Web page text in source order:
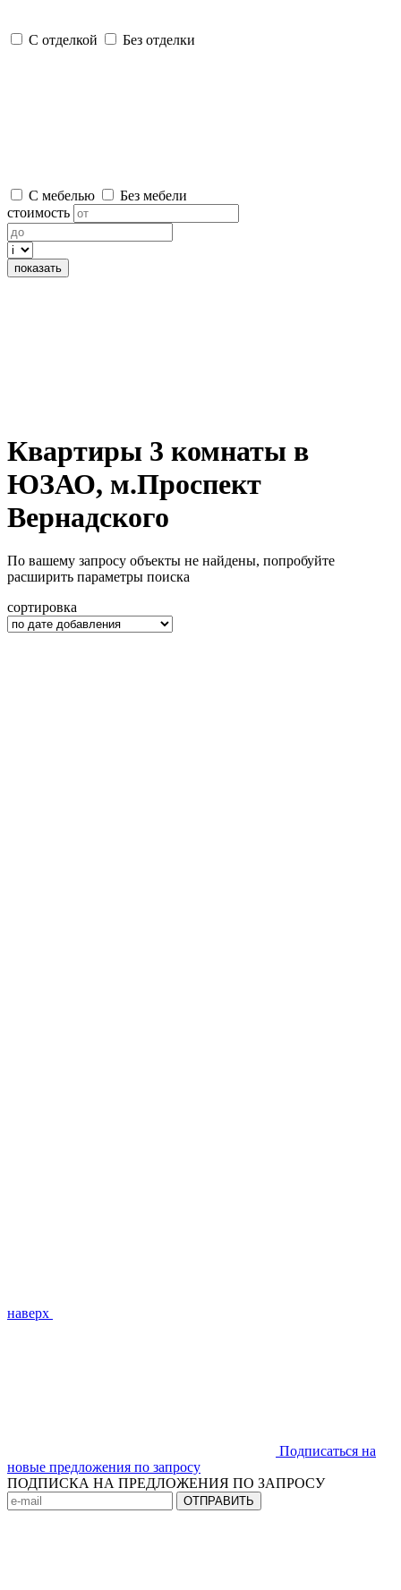
С отделкой Без отделки
С мебелью
Без мебели
стоимость
показать
Квартиры 3 комнаты в
ЮЗАО, м.Проспект
Вернадского
По вашему запросу объекты не найдены, попробуйте
расширить параметры поиска
сортировка
наверх
Подписаться на
новые предложения по запросу
ПОДПИСКА НА ПРЕДЛОЖЕНИЯ ПО ЗАПРОСУ
ОТПРАВИТЬ